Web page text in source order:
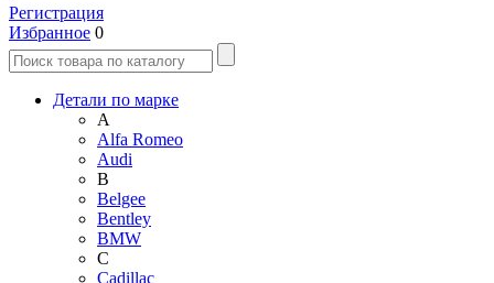
Регистрация
Избранное 0
Детали по марке
A
Alfa Romeo
Audi
B
Belgee
Bentley
BMW
C
Cadillac